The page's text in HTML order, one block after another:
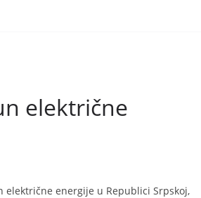
električne
energije u Republici Srpskoj,